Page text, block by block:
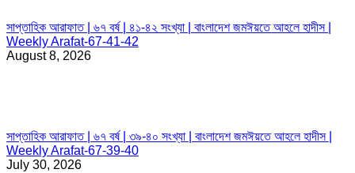
সাপ্তাহিক আরাফাত | ৬৭ বর্ষ | ৪১-৪২ সংখ্যা | বাংলাদেশ জমঈয়তে আহলে হাদীস |
Weekly Arafat-67-41-42
August 8, 2026
সাপ্তাহিক আরাফাত | ৬৭ বর্ষ | ৩৯-৪০ সংখ্যা | বাংলাদেশ জমঈয়তে আহলে হাদীস |
Weekly Arafat-67-39-40
July 30, 2026